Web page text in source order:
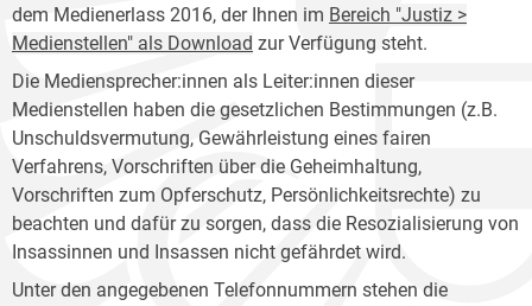
dem Medienerlass 2016, der Ihnen im Bereich "Justiz >
Medienstellen" als Download zur Verfügung steht.
Die Mediensprecher:innen als Leiter:innen dieser
Medienstellen haben die gesetzlichen Bestimmungen (z.B.
Unschuldsvermutung, Gewährleistung eines fairen
Verfahrens, Vorschriften über die Geheimhaltung,
Vorschriften zum Opferschutz, Persönlichkeitsrechte) zu
beachten und dafür zu sorgen, dass die Resozialisierung von
Insassinnen und Insassen nicht gefährdet wird.
Unter den angegebenen Telefonnummern stehen die